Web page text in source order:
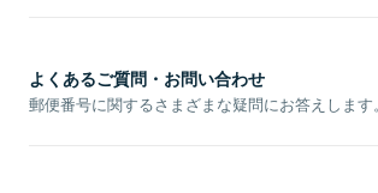
よくあるご質問・お問い合わせ
郵便番号に関するさまざまな疑問にお答えします。